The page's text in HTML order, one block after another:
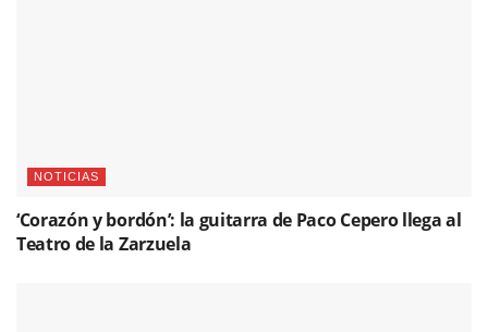
NOTICIAS
‘Corazón y bordón’: la guitarra de Paco Cepero llega al
Teatro de la Zarzuela